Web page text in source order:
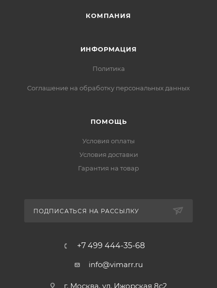
КОМПАНИЯ
ИНФОРМАЦИЯ
Политика
Соглашение на обработку персональных данных
ПОМОЩЬ
Условия оплаты
Условия доставки
Гарантия на товар
ПОДПИСАТЬСЯ НА РАССЫЛКУ
+7 499 444-35-68
info@vimarr.ru
г. Москва, ул. Ижорская 8с2